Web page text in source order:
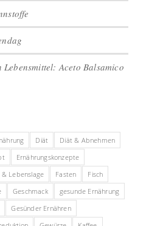
Lebensmittel: Aceto Balsamico
Diät
Diät & Abnehmen
Ernährungskonzepte
& Lebenslage Fasten
Fisch
Geschmack
gesunde Ernährung
Gesünder Ernähren